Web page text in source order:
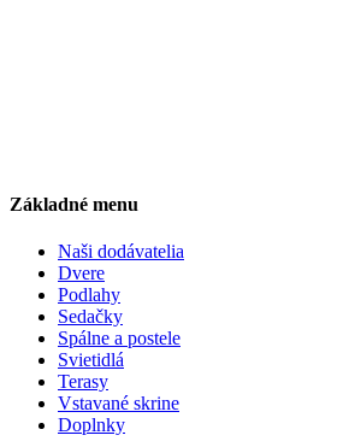
Základné menu
Naši dodávatelia
Dvere
Podlahy
Sedačky
Spálne a postele
Svietidlá
Terasy
Vstavané skrine
Doplnky